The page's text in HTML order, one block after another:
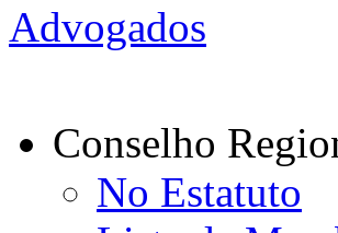
Conselho
No Estatuto